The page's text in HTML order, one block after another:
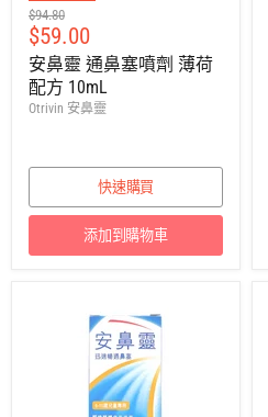
建
議
零
售
價
$94.80
售
價
$59.00
安鼻靈 通鼻塞噴劑 薄荷
配方 10mL
Otrivin 安鼻靈
快速購買
添加到購物車